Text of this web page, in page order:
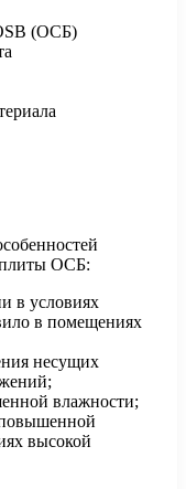
(ОСБ)
плиты ОСБ:
в условиях
в помещениях
несущих
влажности;
высокой